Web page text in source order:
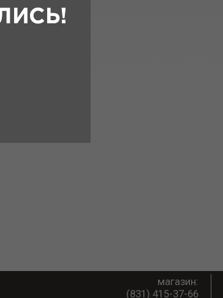
магазин:
(831) 415-37-66